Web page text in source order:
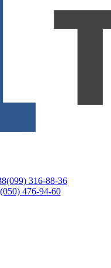
316-88-36
476-94-60